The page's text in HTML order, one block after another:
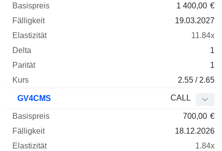
1 400,00 €
19.03.2027
11.84x
1
1
2.55 / 2.65
GV4CMS CALL
700,00 €
18.12.2026
1.84x